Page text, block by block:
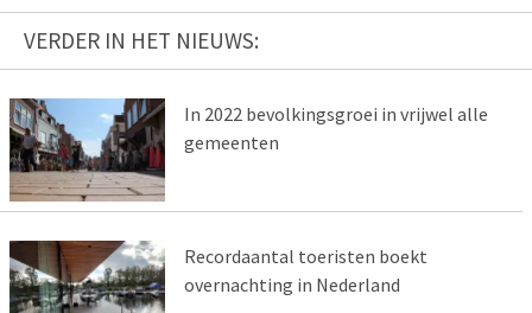
VERDER IN HET NIEUWS:
In 2022 bevolkingsgroei in vrijwel alle
gemeenten
Recordaantal toeristen boekt
overnachting in Nederland